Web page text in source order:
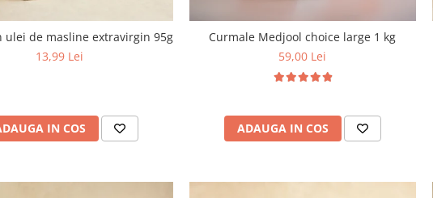
ulei de masline extravirgin 95g
13,99 Lei
IN COS
Curmale Medjool choice large 1 kg
59,00 Lei
ADAUGA IN COS